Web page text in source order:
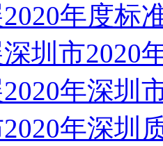
年度标
圳市2020
年深圳
年深圳